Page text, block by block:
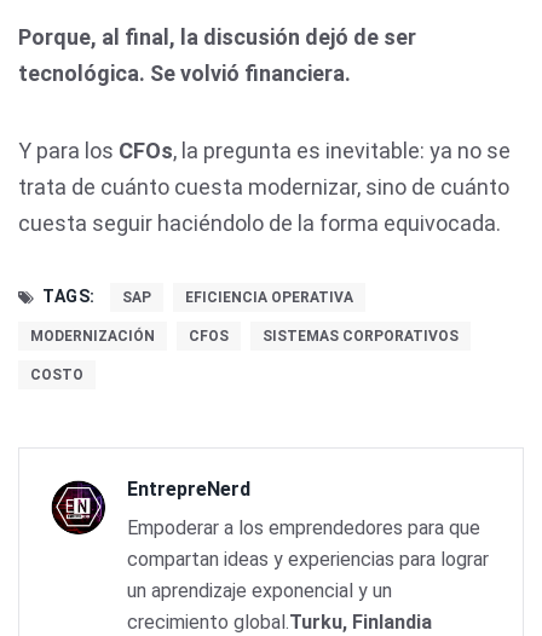
Porque, al final, la discusión dejó de ser
tecnológica. Se volvió financiera.
Y para los CFOs, la pregunta es inevitable: ya no se
trata de cuánto cuesta modernizar, sino de cuánto
cuesta seguir haciéndolo de la forma equivocada.
TAGS: SAP EFICIENCIA OPERATIVA
MODERNIZACIÓN CFOS SISTEMAS CORPORATIVOS
COSTO
EntrepreNerd
Empoderar a los emprendedores para que
compartan ideas y experiencias para lograr
un aprendizaje exponencial y un
crecimiento global.Turku, Finlandia